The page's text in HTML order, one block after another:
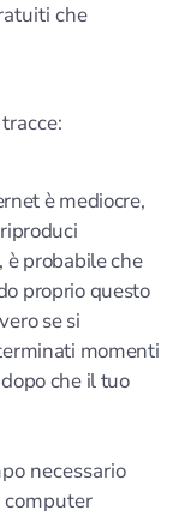
che
è mediocre,
probabile che
proprio questo
se si
momenti
che il tuo
necessario